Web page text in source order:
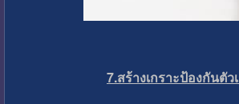
7.สร้างเกราะป้องกันตัว